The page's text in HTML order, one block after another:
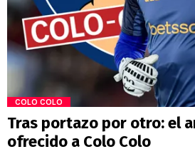
COLO COLO
Tras portazo por otro: el
ofrecido a Colo Colo